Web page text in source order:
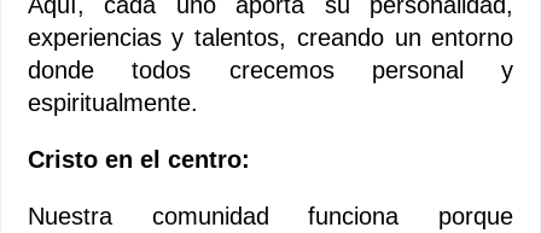
experiencias y talentos, creando un entorno
donde todos crecemos personal y
espiritualmente.
Cristo en el centro:
Nuestra comunidad funciona porque